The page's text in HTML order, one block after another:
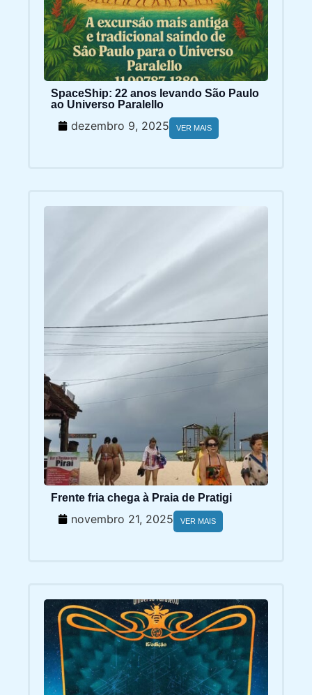
SpaceShip: 22 anos levando São Paulo
ao Universo Paralello
dezembro 9, 2025 VER MAIS
Frente fria chega à Praia de Pratigi
novembro 21, 2025 VER MAIS